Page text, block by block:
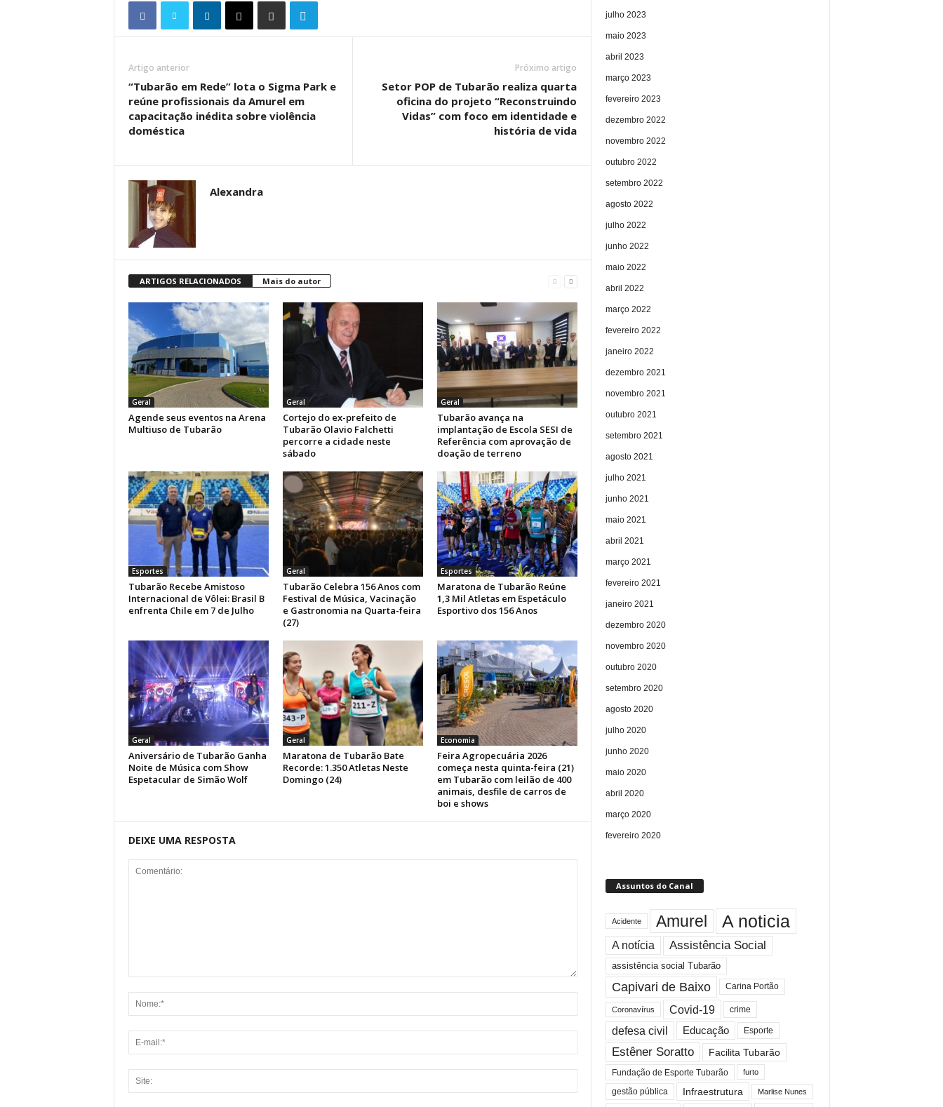
Artigo anterior
“Tubarão em Rede” lota o Sigma Park e
reúne profissionais da Amurel em
capacitação inédita sobre violência
doméstica
Próximo artigo
Setor POP de Tubarão realiza quarta
oficina do projeto “Reconstruindo
Vidas” com foco em identidade e
história de vida
Alexandra
ARTIGOS RELACIONADOS Mais do autor
Geral
Agende seus eventos na Arena
Multiuso de Tubarão
Geral
Cortejo do ex-prefeito de
Tubarão Olavio Falchetti
percorre a cidade neste
sábado
Geral
Tubarão avança na
implantação de Escola SESI de
Referência com aprovação de
doação de terreno
Esportes
Tubarão Recebe Amistoso
Internacional de Vôlei: Brasil B
enfrenta Chile em 7 de Julho
Geral
Tubarão Celebra 156 Anos com
Festival de Música, Vacinação
e Gastronomia na Quarta-feira
(27)
Esportes
Maratona de Tubarão Reúne
1,3 Mil Atletas em Espetáculo
Esportivo dos 156 Anos
Geral
Aniversário de Tubarão Ganha
Noite de Música com Show
Espetacular de Simão Wolf
Geral
Maratona de Tubarão Bate
Recorde: 1.350 Atletas Neste
Domingo (24)
Economia
Feira Agropecuária 2026
começa nesta quinta-feira (21)
em Tubarão com leilão de 400
animais, desfile de carros de
boi e shows
DEIXE UMA RESPOSTA
julho 2023
maio 2023
abril 2023
março 2023
fevereiro 2023
dezembro 2022
novembro 2022
outubro 2022
setembro 2022
agosto 2022
julho 2022
junho 2022
maio 2022
abril 2022
março 2022
fevereiro 2022
janeiro 2022
dezembro 2021
novembro 2021
outubro 2021
setembro 2021
agosto 2021
julho 2021
junho 2021
maio 2021
abril 2021
março 2021
fevereiro 2021
janeiro 2021
dezembro 2020
novembro 2020
outubro 2020
setembro 2020
agosto 2020
julho 2020
junho 2020
maio 2020
abril 2020
março 2020
fevereiro 2020
Assuntos do Canal
Acidente Amurel A noticia
A notícia Assistência Social
assistência social Tubarão
Capivari de Baixo Carina Portão
Coronavírus Covid-19 crime
defesa civil Educação Esporte
Estêner Soratto Facilita Tubarão
Fundação de Esporte Tubarão furto
gestão pública Infraestrutura Marlise Nunes